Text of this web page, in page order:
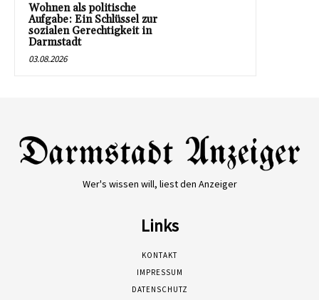
Wohnen als politische
Aufgabe: Ein Schlüssel zur
sozialen Gerechtigkeit in
Darmstadt
03.08.2026
Wer's wissen will, liest den Anzeiger
Links
KONTAKT
IMPRESSUM
DATENSCHUTZ